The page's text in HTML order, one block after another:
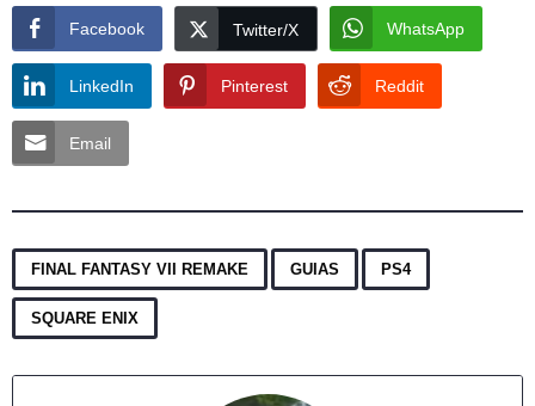
Facebook Twitter/X WhatsApp
LinkedIn Pinterest Reddit
Email
FINAL FANTASY VII REMAKE GUIAS PS4
SQUARE ENIX